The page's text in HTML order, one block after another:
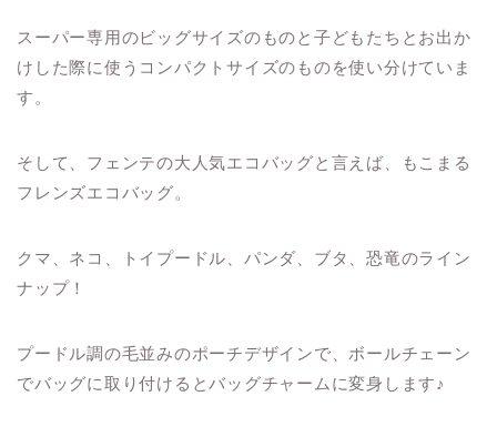
スーパー専用のビッグサイズのものと子どもたちとお出か
けした際に使うコンパクトサイズのものを使い分けていま
す。
そして、フェンテの大人気エコバッグと言えば、もこまる
フレンズエコバッグ。
クマ、ネコ、トイプードル、パンダ、ブタ、恐竜のライン
ナップ！
プードル調の毛並みのポーチデザインで、ボールチェーン
でバッグに取り付けるとバッグチャームに変身します♪